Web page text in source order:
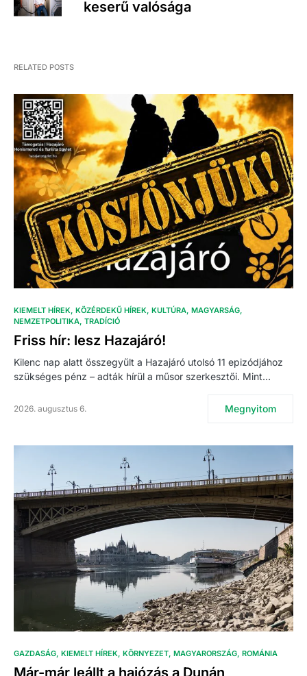
keserű valósága
RELATED POSTS
KIEMELT HÍREK KÖZÉRDEKŰ HÍREK KULTÚRA MAGYARSÁG
NEMZETPOLITIKA TRADÍCIÓ
Friss hír: lesz Hazajáró!
Kilenc nap alatt összegyűlt a Hazajáró utolsó 11 epizódjához
szükséges pénz – adták hírül a műsor szerkesztői. Mint…
2026. augusztus 6. Megnyitom
GAZDASÁG KIEMELT HÍREK KÖRNYEZET MAGYARORSZÁG ROMÁNIA